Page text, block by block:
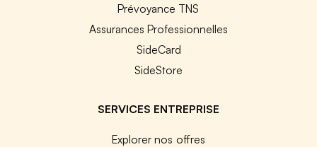
Prévoyance TNS
Assurances Professionnelles
SideCard
SideStore
SERVICES ENTREPRISE
Explorer nos offres